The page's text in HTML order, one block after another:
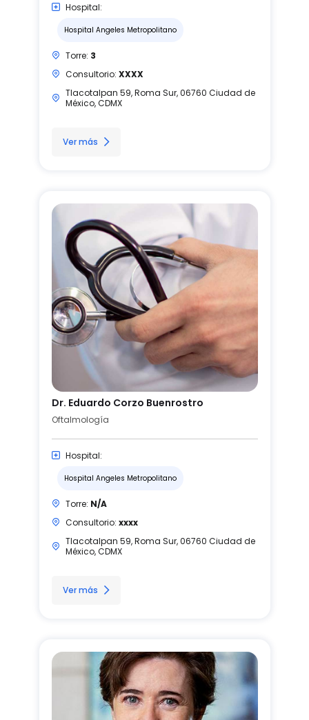
Hospital:
Hospital Angeles Metropolitano
Torre: 3
Consultorio: XXXX
Tlacotalpan 59, Roma Sur, 06760 Ciudad de
México, CDMX
Ver más
Dr. Eduardo Corzo Buenrostro
Oftalmología
Hospital:
Hospital Angeles Metropolitano
Torre: N/A
Consultorio: xxxx
Tlacotalpan 59, Roma Sur, 06760 Ciudad de
México, CDMX
Ver más